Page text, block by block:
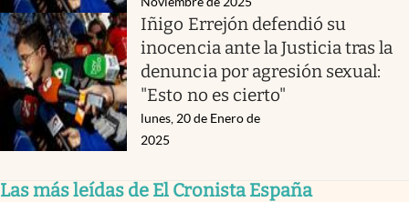
Iñigo Errejón defendió su
inocencia ante la Justicia tras la
denuncia por agresión sexual:
"Esto no es cierto"
lunes, 20 de Enero de
2025
Las más leídas de El Cronista España